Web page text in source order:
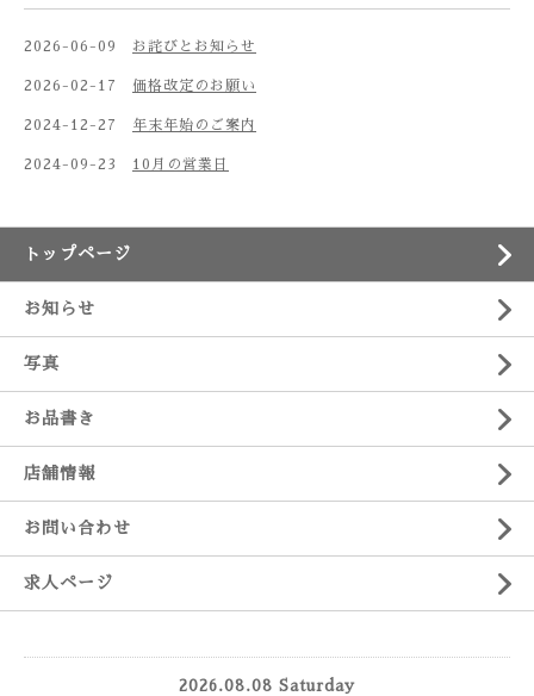
2026-06-09 お詫びとお知らせ
2026-02-17 価格改定のお願い
2024-12-27 年末年始のご案内
2024-09-23 10月の営業日
トップページ
お知らせ
写真
お品書き
店舗情報
お問い合わせ
求人ページ
2026.08.08 Saturday